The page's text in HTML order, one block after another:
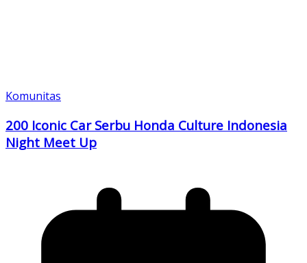
Komunitas
200 Iconic Car Serbu Honda Culture Indonesia
Night Meet Up